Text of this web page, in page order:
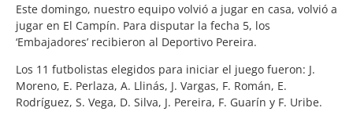
Este domingo, nuestro equipo volvió a jugar en casa, volvió a
jugar en El Campín. Para disputar la fecha 5, los
‘Embajadores’ recibieron al Deportivo Pereira.
Los 11 futbolistas elegidos para iniciar el juego fueron: J.
Moreno, E. Perlaza, A. Llinás, J. Vargas, F. Román, E.
Rodríguez, S. Vega, D. Silva, J. Pereira, F. Guarín y F. Uribe.